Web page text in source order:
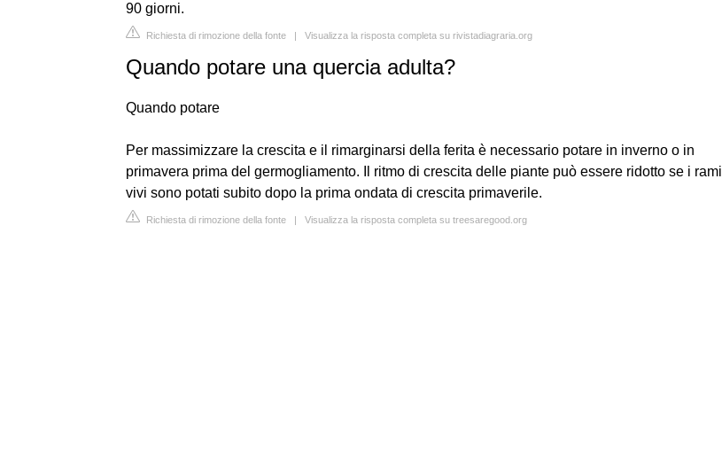
90 giorni.
Richiesta di rimozione della fonte | Visualizza la risposta completa su rivistadiagraria.org
Quando potare una quercia adulta?
Quando potare
Per massimizzare la crescita e il rimarginarsi della ferita è necessario potare in inverno o in
primavera prima del germogliamento. Il ritmo di crescita delle piante può essere ridotto se i rami
vivi sono potati subito dopo la prima ondata di crescita primaverile.
Richiesta di rimozione della fonte | Visualizza la risposta completa su treesaregood.org